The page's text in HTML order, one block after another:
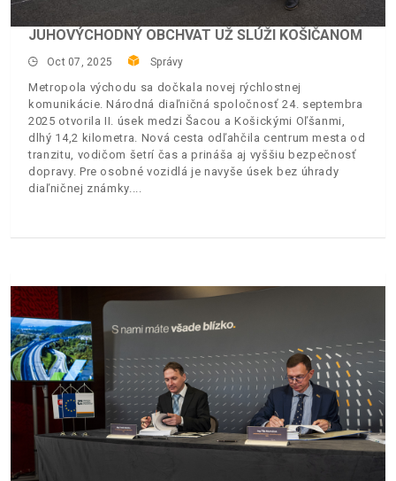
JUHOVÝCHODNÝ OBCHVAT UŽ SLÚŽI KOŠIČANOM
Oct 07, 2025 Správy
Metropola východu sa dočkala novej rýchlostnej
komunikácie. Národná diaľničná spoločnosť 24. septembra
2025 otvorila II. úsek medzi Šacou a Košickými Oľšanmi,
dlhý 14,2 kilometra. Nová cesta odľahčila centrum mesta od
tranzitu, vodičom šetrí čas a prináša aj vyššiu bezpečnosť
dopravy. Pre osobné vozidlá je navyše úsek bez úhrady
diaľničnej známky.